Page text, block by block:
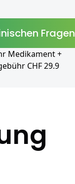
Fragen
Medikament +
CHF 29.9